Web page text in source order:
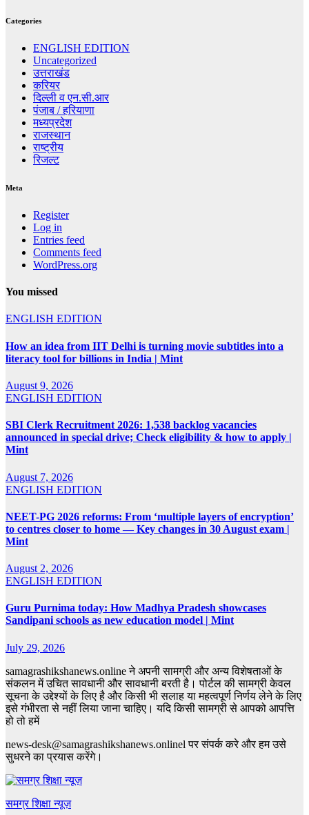
Categories
ENGLISH EDITION
Uncategorized
उत्तराखंड
करियर
दिल्ली व एन.सी.आर
पंजाब / हरियाणा
मध्यप्रदेश
राजस्थान
राष्ट्रीय
रिजल्ट
Meta
Register
Log in
Entries feed
Comments feed
WordPress.org
You missed
ENGLISH EDITION
How an idea from IIT Delhi is turning movie subtitles into a
literacy tool for billions in India | Mint
August 9, 2026
ENGLISH EDITION
SBI Clerk Recruitment 2026: 1,538 backlog vacancies
announced in special drive; Check eligibility & how to apply |
Mint
August 7, 2026
ENGLISH EDITION
NEET-PG 2026 reforms: From ‘multiple layers of encryption’
to centres closer to home — Key changes in 30 August exam |
Mint
August 2, 2026
ENGLISH EDITION
Guru Purnima today: How Madhya Pradesh showcases
Sandipani schools as new education model | Mint
July 29, 2026
samagrashikshanews.online ने अपनी सामग्री और अन्य विशेषताओं के
संकलन में उचित सावधानी और सावधानी बरती है। पोर्टल की सामग्री केवल
सूचना के उद्देश्यों के लिए है और किसी भी सलाह या महत्वपूर्ण निर्णय लेने के लिए
इसे गंभीरता से नहीं लिया जाना चाहिए। यदि किसी सामग्री से आपको आपत्ति
हो तो हमें
news-desk@samagrashikshanews.onlinel पर संपर्क करे और हम उसे
सुधरने का प्रयास करेंगे।
समग्र शिक्षा न्यूज़